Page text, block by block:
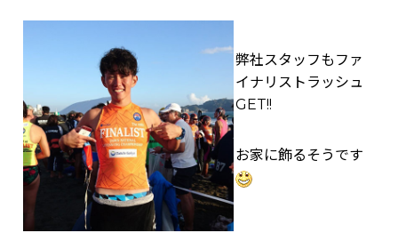
弊社スタッフもファ
イナリストラッシュ
GET!!
お家に飾るそうです